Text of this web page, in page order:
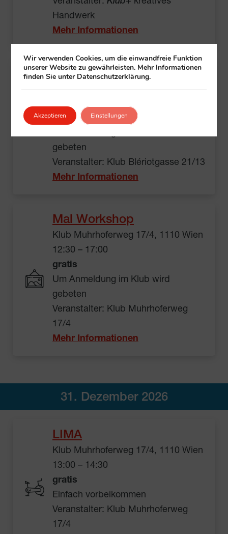
Handwerk
Mehr Informationen
Jahresausklang
gratis
gebeten
Veranstalter: Klub Blériotgasse 21/13
Mehr Informationen
Mal Workshop
Klub Muhrhoferweg 17/4, 1110 Wien
12:30 – 17:00
gratis
Um Anmeldung im Klub wird
gebeten
Veranstalter: Klub Muhrhoferweg
17/4
Mehr Informationen
31. Dezember 2026
LIMA
Klub Muhrhoferweg 17/4, 1110 Wien
13:00 – 14:30
gratis
Einfach vorbeikommen
Veranstalter: Klub Muhrhoferweg
17/4
Wir verwenden Cookies, um die einwandfreie Funktion
unserer Website zu gewährleisten. Mehr Informationen
finden Sie unter Datenschutzerklärung.
Akzeptieren Einstellungen